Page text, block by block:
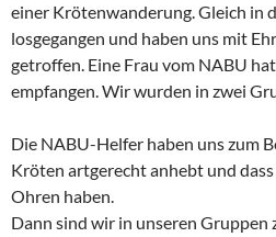
einer Krötenwanderung. Gleich in
losgegangen und haben uns mit
getroffen. Eine Frau vom NABU
empfangen. Wir wurden in zwei
Die NABU-Helfer haben uns zum
Kröten artgerecht anhebt und
Ohren haben.
Dann sind wir in unseren Gruppen